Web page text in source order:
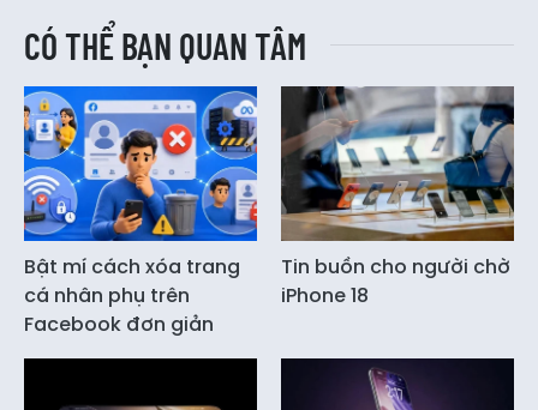
CÓ THỂ BẠN QUAN TÂM
Bật mí cách xóa trang
cá nhân phụ trên
Facebook đơn giản
Tin buồn cho người chờ
iPhone 18